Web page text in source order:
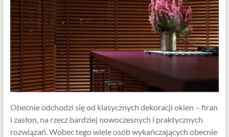
Obecnie odchodzi się od klasycznych dekoracji okien – firan
i zasłon, na rzecz bardziej nowoczesnych i praktycznych
rozwiązań. Wobec tego wiele osób wykańczających obecnie